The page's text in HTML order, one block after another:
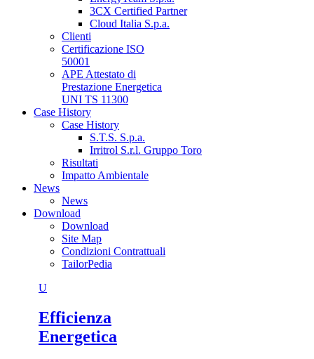
3CX Certified Partner
Cloud Italia S.p.a.
Clienti
Certificazione ISO
50001
APE Attestato di
Prestazione Energetica
UNI TS 11300
Case History
Case History
S.T.S. S.p.a.
Irritrol S.r.l. Gruppo Toro
Risultati
Impatto Ambientale
News
News
Download
Download
Site Map
Condizioni Contrattuali
TailorPedia
U
Efficienza
Energetica